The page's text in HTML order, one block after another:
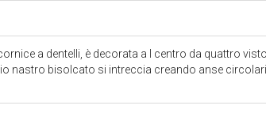
a dentelli, è decorata a l centro da quattro
nastro bisolcato si intreccia creando anse